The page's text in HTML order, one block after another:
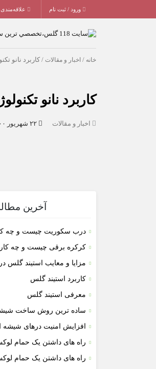
ورود / ثبت نام علاقه‌مندی
خانه / اخبار و مقالات / کاربرد نانو
کاربرد نانو
اخبار و مقالات
آخرین
درب سکوریت چیست و چه
کرکره برقی چیست و چه
مزایا و معایب استیند گلس
کاربرد استیند گلس
معرفی استیند گلس
ساده ترین روش ساخت
افزایش امنیت درهای شیشه
راه های داشتن یک حمام
راه های داشتن یک حمام